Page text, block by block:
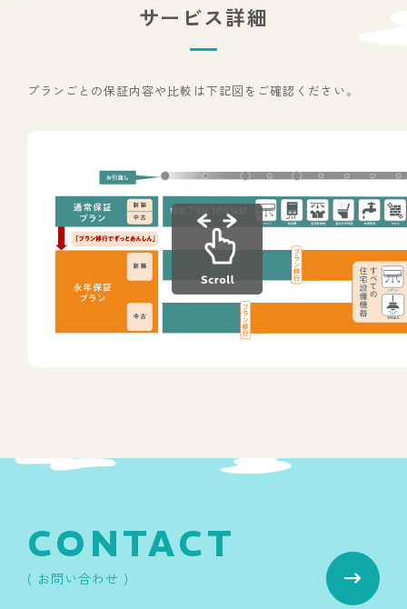
サービス詳細
プランごとの保証内容や比較は下記図をご確認ください。
CONTACT
( お問い合わせ )